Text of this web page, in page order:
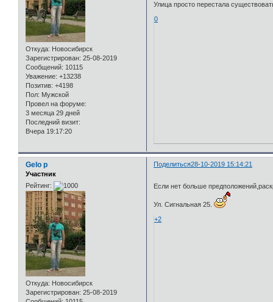
Откуда: Новосибирск
Зарегистрирован: 25-08-2019
Сообщений: 10115
Уважение: +13238
Позитив: +4198
Пол: Мужской
Провел на форуме:
3 месяца 29 дней
Последний визит:
Вчера 19:17:20
Улица просто перестала
0
Поделиться28-10-2019 15:14:21
Gelo p
Участник
Рейтинг:
Откуда: Новосибирск
Зарегистрирован: 25-08-2019
Если нет больше
Ул. Сигнальная 25.
+2